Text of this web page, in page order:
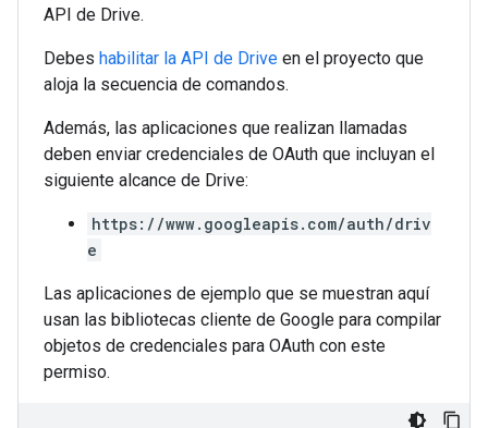
API de Drive.
Debes habilitar la API de Drive en el proyecto que
aloja la secuencia de comandos.
Además, las aplicaciones que realizan llamadas
deben enviar credenciales de OAuth que incluyan el
siguiente alcance de Drive:
https://www.googleapis.com/auth/driv
e
Las aplicaciones de ejemplo que se muestran aquí
usan las bibliotecas cliente de Google para compilar
objetos de credenciales para OAuth con este
permiso.